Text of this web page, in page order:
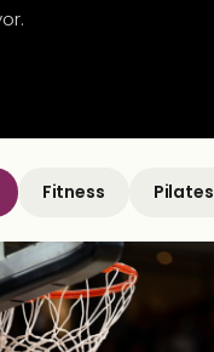
Fitness Pilates